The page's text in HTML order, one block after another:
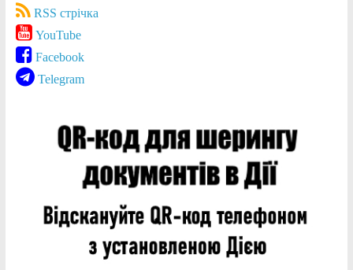
RSS стрічка
YouTube
Facebook
Telegram